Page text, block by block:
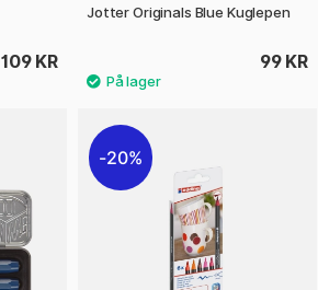
109 KR
Jotter Originals Blue Kuglepen
99 KR
20%